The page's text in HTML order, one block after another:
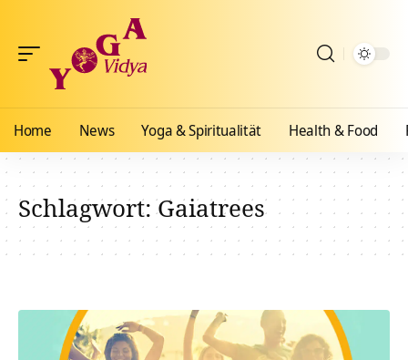
Home News Yoga & Spiritualität Health & Food
Schlagwort:Gaiatrees